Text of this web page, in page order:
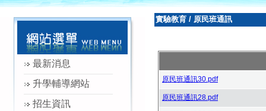
最新消息
升學輔導網站
招生資訊
實驗教育 / 原民班通訊
原民班通訊30.pdf
原民班通訊28.pdf